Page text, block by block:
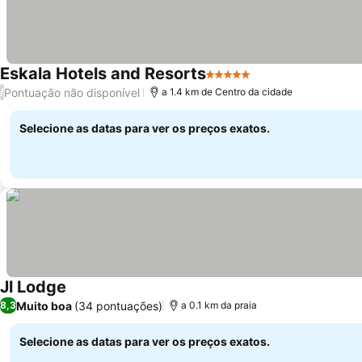
Eskala Hotels and Resorts5 Estrelas
/Pontuação não disponível a 1.4 km de Centro da cidade
Selecione as datas para ver os preços exatos.
Jl Lodge
8,3Muito boa (34 pontuações) a 0.1 km da praia
Selecione as datas para ver os preços exatos.